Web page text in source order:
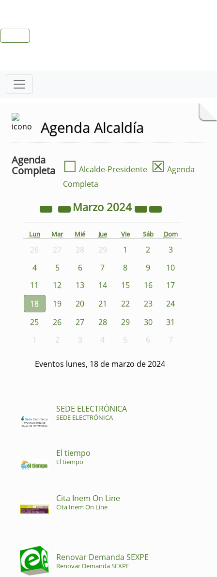
Agenda Alcaldía
Agenda
Completa
☐ Alcalde-Presidente ☒ Agenda
Completa
Marzo 2024
Lun Mar Mié Jue Vie Sáb Dom
26 27 28 29 1 2
3
4
5 6 7 8 9
10
11
12 13 14 15 16
17
18
19 20 21 22 23
24
25
26 27 28 29 30
31
1
2 3 4 5 6 7
Eventos lunes, 18 de marzo de 2024
SEDE ELECTRÓNICA
SEDE ELECTRÓNICA
El tiempo
El tiempo
Cita Inem On Line
Cita Inem On Line
Renovar Demanda SEXPE
Renovar Demanda SEXPE